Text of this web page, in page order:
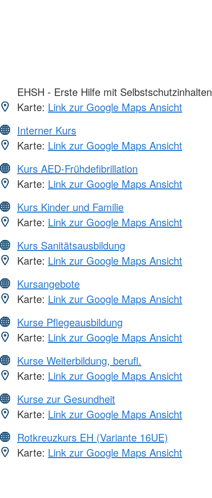
EHSH - Erste Hilfe mit Selbstschutzinhalten
Karte: Link zur Google Maps Ansicht
Interner Kurs
Karte: Link zur Google Maps Ansicht
Kurs AED-Frühdefibrillation
Karte: Link zur Google Maps Ansicht
Kurs Kinder und Familie
Karte: Link zur Google Maps Ansicht
Kurs Sanitätsausbildung
Karte: Link zur Google Maps Ansicht
Kursangebote
Karte: Link zur Google Maps Ansicht
Kurse Pflegeausbildung
Karte: Link zur Google Maps Ansicht
Kurse Weiterbildung, berufl.
Karte: Link zur Google Maps Ansicht
Kurse zur Gesundheit
Karte: Link zur Google Maps Ansicht
Rotkreuzkurs EH (Variante 16UE)
Karte: Link zur Google Maps Ansicht